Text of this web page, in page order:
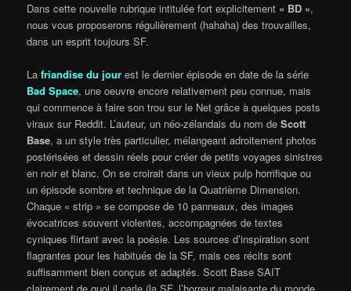
Dans cette nouvelle rubrique intitulée fort explicitement « BD »,
nous vous proposerons régulièrement (hahaha) des trouvailles,
dans un esprit toujours SF.
Lafriandise du jour est le dernier épisode en date de la série
Bad Space, une oeuvre encore relativement peu connue, mais
qui commence à faire son trou sur le Net grâce à quelques posts
viraux sur Reddit. L’auteur, un néo-zélandais du nom deScott
Base, a un style très particulier, mélangeant adroitement photos
postérisées et dessin réels pour créer de petits voyages sinistres
en noir et blanc. On se croirait dans un vieux pulp horrifique ou
un épisode sombre et technique de la Quatrième Dimension.
Chaque « strip » se compose de 10 panneaux, des images
évocatrices souvent violentes, accompagnées de textes
cyniques flirtant avec la poésie. Les sources d’inspiration sont
flagrantes pour les habitués de la SF, mais ces récits sont
suffisamment bien conçus et adaptés. Scott Base SAIT